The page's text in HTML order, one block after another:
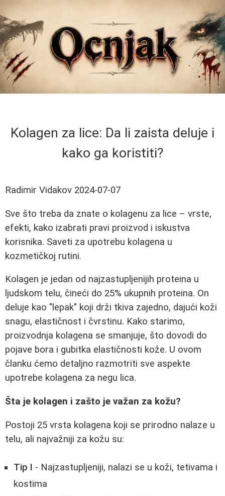
Kolagen za lice: Da li zaista deluje i
kako ga koristiti?
Radimir Vidakov 2024-07-07
Sve što treba da znate o kolagenu za lice – vrste,
efekti, kako izabrati pravi proizvod i iskustva
korisnika. Saveti za upotrebu kolagena u
kozmetičkoj rutini.
Kolagen je jedan od najzastupljenijih proteina u
ljudskom telu, čineći do 25% ukupnih proteina. On
deluje kao "lepak" koji drži tkiva zajedno, dajući koži
snagu, elastičnost i čvrstinu. Kako starimo,
proizvodnja kolagena se smanjuje, što dovodi do
pojave bora i gubitka elastičnosti kože. U ovom
članku ćemo detaljno razmotriti sve aspekte
upotrebe kolagena za negu lica.
Šta je kolagen i zašto je važan za kožu?
Postoji 25 vrsta kolagena koji se prirodno nalaze u
telu, ali najvažniji za kožu su:
Tip I - Najzastupljeniji, nalazi se u koži, tetivama i
kostima